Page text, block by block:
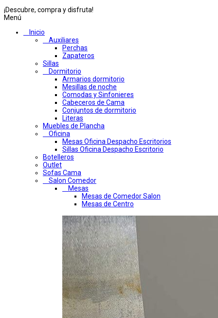
¡Descubre, compra y disfruta!
Menú
Inicio
Auxiliares
Perchas
Zapateros
Sillas
Dormitorio
Armarios dormitorio
Mesillas de noche
Comodas y Sinfonieres
Cabeceros de Cama
Conjuntos de dormitorio
Literas
Muebles de Plancha
Oficina
Mesas Oficina Despacho Escritorios
Sillas Oficina Despacho Escritorio
Botelleros
Outlet
Sofas Cama
Salon Comedor
Mesas
Mesas de Comedor Salon
Mesas de Centro